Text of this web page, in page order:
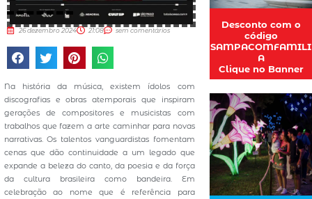
26 dezembro 2024 21:08 sem comentários
Na história da música, existem ídolos com
discografias e obras atemporais que inspiram
gerações de compositores e musicistas com
trabalhos que fazem a arte caminhar para novas
narrativas. Os talentos vanguardistas fomentam
cenas que dão continuidade a um legado que
expande a beleza do canto, da poesia e da força
da cultura brasileira como bandeira. Em
celebração ao nome que é referência para
Desconto com o
código
SAMPACOMFAMILI
A
Clique no Banner